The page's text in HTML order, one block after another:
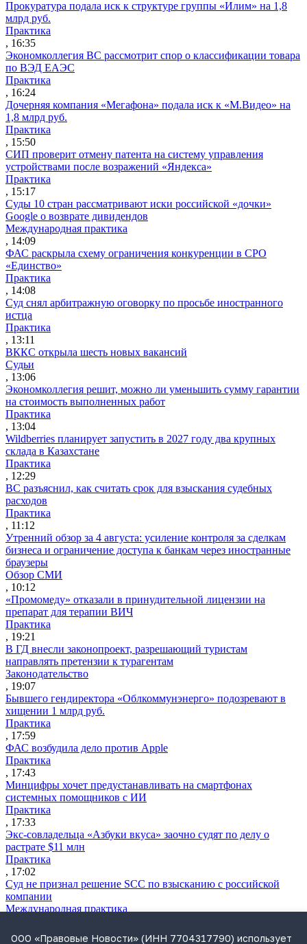
Прокуратура подала иск к структуре группы «Илим» на 1,8
млрд руб.
Практика
, 16:35
Экономколлегия ВС рассмотрит спор о классификации товара
по ВЭД ЕАЭС
Практика
, 16:24
Дочерняя компания «Мегафона» подала иск к «М.Видео» на
1,8 млрд руб.
Практика
, 15:50
СИП проверит отмену патента на систему управления
устройствами после возражений «Яндекса»
Практика
, 15:17
Суды 10 стран рассматривают иски российской «дочки»
Google о возврате дивидендов
Международная практика
, 14:09
ФАС раскрыла схему ограничения конкуренции в СРО
«Единство»
Практика
, 14:08
Суд снял арбитражную оговорку по просьбе иностранного
истца
Практика
, 13:11
ВККС открыла шесть новых вакансий
Судьи
, 13:06
Экономколлегия решит, можно ли уменьшить сумму гарантии
на стоимость выполненных работ
Практика
, 13:04
Wildberries планирует запустить в 2027 году два крупных
склада в Казахстане
Практика
, 12:29
ВС разъяснил, как считать срок для взыскания судебных
расходов
Практика
, 11:12
Утренний обзор за 4 августа: усиление контроля за сделкам
бизнеса и ограничение доступа к банкам через иностранные
браузеры
Обзор СМИ
, 10:12
«Промомеду» отказали в принудительной лицензии на
препарат для терапии ВИЧ
Практика
, 19:21
В ГД внесли законопроект, разрешающий туристам
направлять претензии к турагентам
Законодательство
, 19:07
Бывшего гендиректора «Облкоммунэнерго» подозревают в
хищении 1 млрд руб.
Практика
, 17:59
ФАС возбудила дело против Apple
Практика
, 17:43
Минцифры хочет предустанавливать на смартфонах
системных помощников с ИИ
Практика
, 17:33
Экс-совладельца «Азбуки вкуса» заочно судят по делу о
растрате $11 млн
Практика
, 17:02
Суд не признал решение SCC по взысканию с российской
компании
Международная практика
Дроны могут начать применять для фиксации нарушений
ООО «Правовые Новости» (ИНН 7704317790) использует